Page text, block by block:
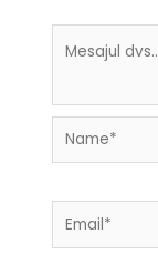
Name*
Email*